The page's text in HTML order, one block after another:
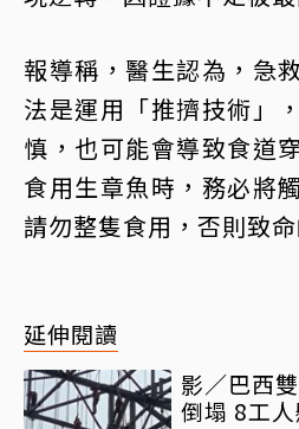
報導稱，醫生認為，急
法是運用「推擠技術」
慎，也可能會導致食道
食用生章魚時，務必將
請勿整隻食用，否則致
延伸閱讀
影／巴西
倒塌 8工